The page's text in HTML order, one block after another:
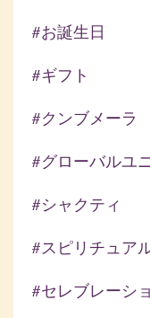
#お誕生日
#ギフト
#クンブメーラ
#グローバルユ
#シャクティ
#スピリチュア
#セレブレーシ